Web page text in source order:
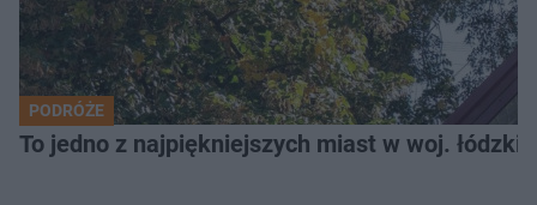
PODRÓŻE
To jedno z najpiękniejszych miast w woj.